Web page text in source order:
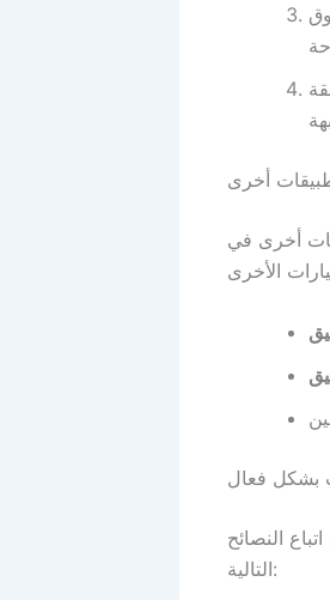
أخرى
أخرى في
بشكل فعال
النصائح
التالية: